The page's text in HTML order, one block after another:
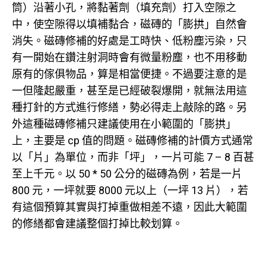
筒）沿著小孔，將黏著劑（填充劑）打入空隙之
中，使空隙得以填補黏合，磁磚的「膨拱」自然會
消失。磁磚修補的好處是工時快、低粉塵污染，只
有一開始在鑽注射洞時會有微量粉塵，也不用移動
原有的傢俱物品，算是相當便捷。不過要注意的是
一但隆起嚴重，甚至是已經破裂爆開，就無法用這
種打針的方式進行修繕，勢必得走上敲除的路。另
外這種磁磚修補只建議使用在小範圍的「膨拱」
上，主要是 cp 值的問題。磁磚修補的計價方式通常
以「片」為單位，而非「坪」，一片可能 7 – 8 百甚
至上千元。以 50 * 50 公分的磁磚為例，若是一片
800 元，一坪就要 8000 元以上（一坪 13 片），若
有這個預算其實與打掉重做相差不遠，因此大範圍
的修繕都會建議整個打掉比較划算。